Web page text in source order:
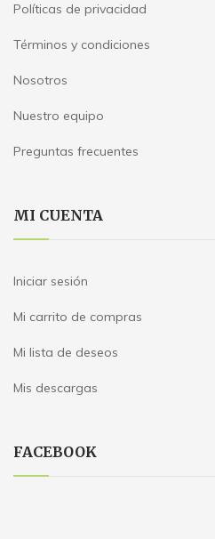
Políticas de privacidad
Términos y condiciones
Nosotros
Nuestro equipo
Preguntas frecuentes
MI CUENTA
Iniciar sesión
Mi carrito de compras
Mi lista de deseos
Mis descargas
FACEBOOK